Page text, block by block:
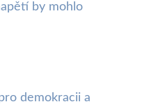
by mohlo
demokracii a